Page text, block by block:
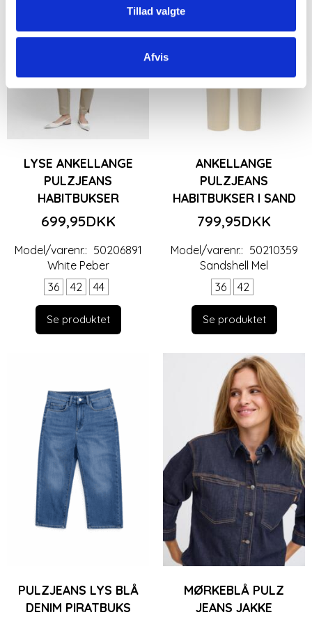
Tillad valgte
Afvis
LYSE ANKELLANGE
PULZJEANS
HABITBUKSER
699,95DKK
Model/varenr.: 50206891
White Peber
36
42 44
Se produktet
ANKELLANGE
PULZJEANS
HABITBUKSER I SAND
799,95DKK
Model/varenr.: 50210359
Sandshell Mel
36
42
Se produktet
PULZJEANS LYS BLÅ
DENIM PIRATBUKS
MØRKEBLÅ PULZ
JEANS JAKKE